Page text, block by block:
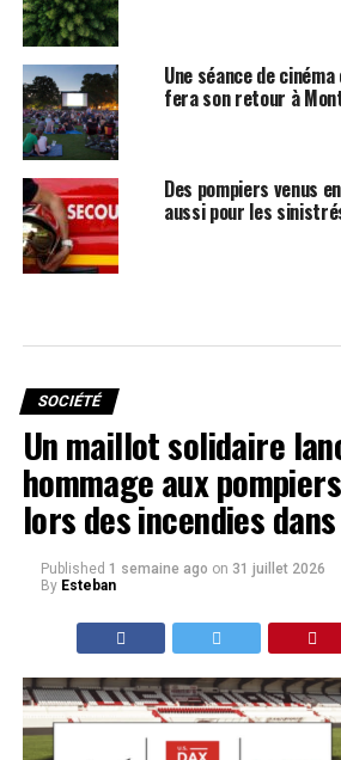
Une séance de
fera son retour à
Des pompiers venus
aussi pour les
SOCIÉTÉ
Un maillot solidaire
hommage aux
lors des incendies
Published 1 semaine ago on 31 juillet 2026
By Esteban